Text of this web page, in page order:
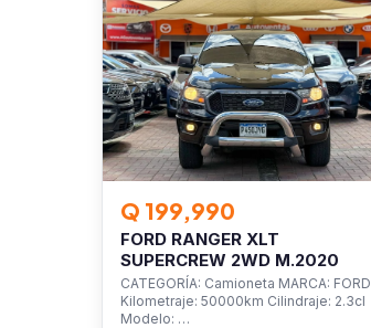
Q 199,990
FORD RANGER XLT
SUPERCREW 2WD M.2020
CATEGORÍA: Camioneta MARCA: FORD
Kilometraje: 50000km Cilindraje: 2.3cl
Modelo: …